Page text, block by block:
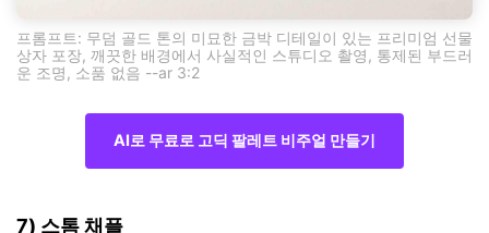
프롬프트: 무덤 골드 톤의 미묘한 금박 디테일이 있는 프리미엄 선물
상자 포장, 깨끗한 배경에서 사실적인 스튜디오 촬영, 통제된 부드러
운 조명, 소품 없음 --ar 3:2
AI로 무료로 고딕 팔레트 비주얼 만들기
7) 스톰 채플